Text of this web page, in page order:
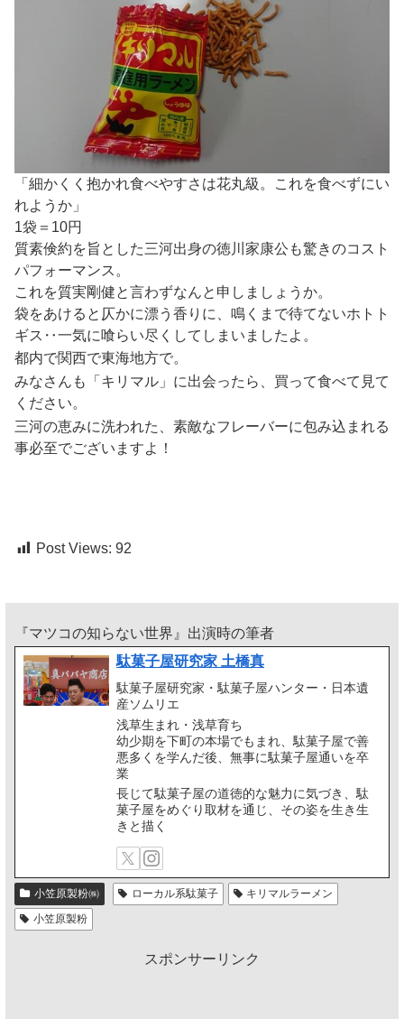
「細かくく抱かれ食べやすさは花丸級。これを食べずにい
れようか」
1袋＝10円
質素倹約を旨とした三河出身の徳川家康公も驚きのコスト
パフォーマンス。
これを質実剛健と言わずなんと申しましょうか。
袋をあけると仄かに漂う香りに、鳴くまで待てないホトト
ギス‥一気に喰らい尽くしてしまいましたよ。
都内で関西で東海地方で。
みなさんも「キリマル」に出会ったら、買って食べて見て
ください。
三河の恵みに洗われた、素敵なフレーバーに包み込まれる
事必至でございますよ！
Post Views: 92
『マツコの知らない世界』出演時の筆者
駄菓子屋研究家 土橋真
駄菓子屋研究家・駄菓子屋ハンター・日本遺
産ソムリエ
浅草生まれ・浅草育ち
幼少期を下町の本場でもまれ、駄菓子屋で善
悪多くを学んだ後、無事に駄菓子屋通いを卒
業
長じて駄菓子屋の道徳的な魅力に気づき、駄
菓子屋をめぐり取材を通じ、その姿を生き生
きと描く
小笠原製粉㈱ ローカル系駄菓子
キリマルラーメン
小笠原製粉
スポンサーリンク